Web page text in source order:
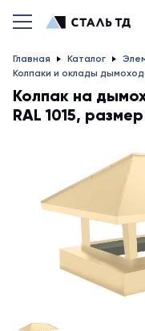
Главная Каталог
Колпаки и оклады
Колпак на
RAL 1015,